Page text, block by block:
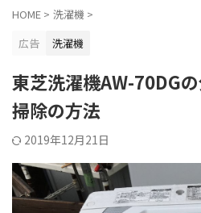
HOME > 洗濯機 >
広告
洗濯機
東芝洗濯機AW-70DG
掃除の方法
2019年12月21日